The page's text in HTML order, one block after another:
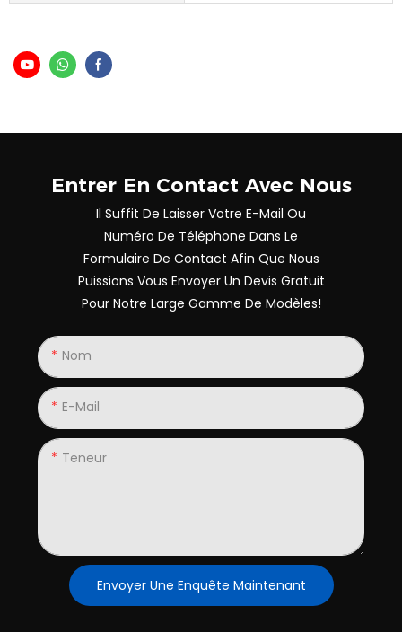
Entrer En Contact Avec Nous
Il Suffit De Laisser Votre E-Mail Ou
Numéro De Téléphone Dans Le
Formulaire De Contact Afin Que Nous
Puissions Vous Envoyer Un Devis Gratuit
Pour Notre Large Gamme De Modèles!
Nom
E-Mail
Teneur
Envoyer Une Enquête Maintenant